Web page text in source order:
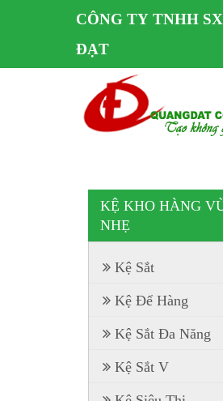
CÔNG TY TNHH
ĐẠT
KỆ KHO HÀNG
NHẸ
Kệ Sắt
Kệ Để Hàng
Kệ Sắt Đa Năng
Kệ Sắt V